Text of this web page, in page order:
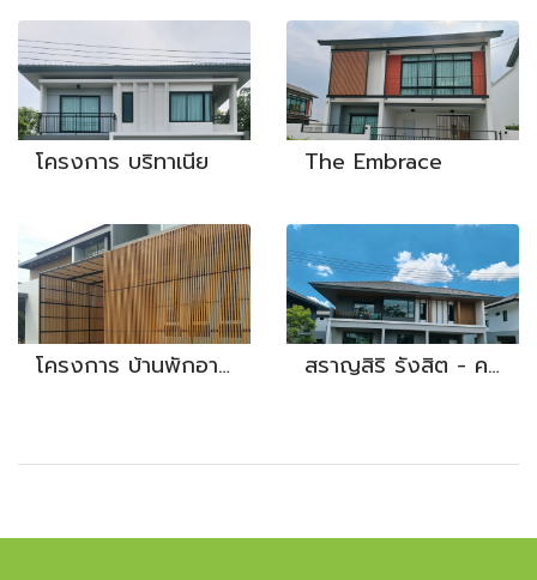
โครงการ บริทาเนีย The Embrace
โครงการ บ้านพักอาศัย คุณรุ่ง งานไม้ระแนง สราญสิริ รังสิต - คลอง 2